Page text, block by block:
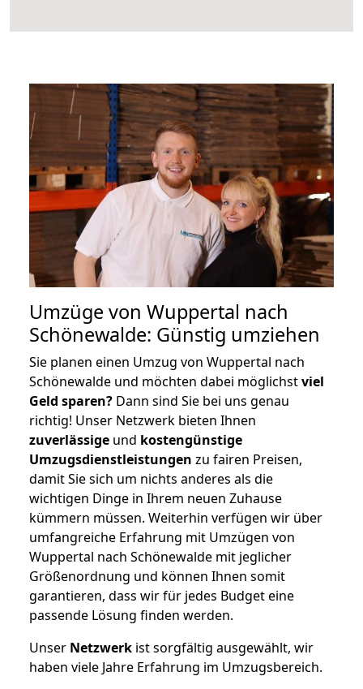
Umzüge von Wuppertal nach
Schönewalde: Günstig umziehen
Sie planen einen Umzug von Wuppertal nach
Schönewalde und möchten dabei möglichstviel
Geld sparen? Dann sind Sie bei uns genau
richtig! Unser Netzwerk bieten Ihnen
zuverlässige und kostengünstige
Umzugsdienstleistungen zu fairen Preisen,
damit Sie sich um nichts anderes als die
wichtigen Dinge in Ihrem neuen Zuhause
kümmern müssen. Weiterhin verfügen wir über
umfangreiche Erfahrung mit Umzügen von
Wuppertal nach Schönewalde mit jeglicher
Größenordnung und können Ihnen somit
garantieren, dass wir für jedes Budget eine
passende Lösung finden werden.
Unser Netzwerk ist sorgfältig ausgewählt, wir
haben viele Jahre Erfahrung im Umzugsbereich.